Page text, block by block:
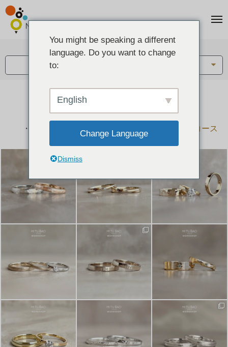
結婚指輪とペアリングのデザイン集
下記コースで手作りされた作品をご紹介します
手作り結婚指輪コース
手作りペアリングコース
You might be speaking a different
language. Do you want to change
to:
English
Change Language
Dismiss